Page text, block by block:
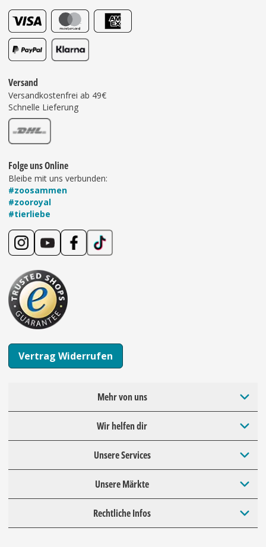
Versand
Versandkostenfrei ab 49€
Schnelle Lieferung
Folge uns Online
Bleibe mit uns verbunden:
#zoosammen
#zooroyal
#tierliebe
Vertrag Widerrufen
Mehr von uns
Wir helfen dir
Unsere Services
Unsere Märkte
Rechtliche Infos